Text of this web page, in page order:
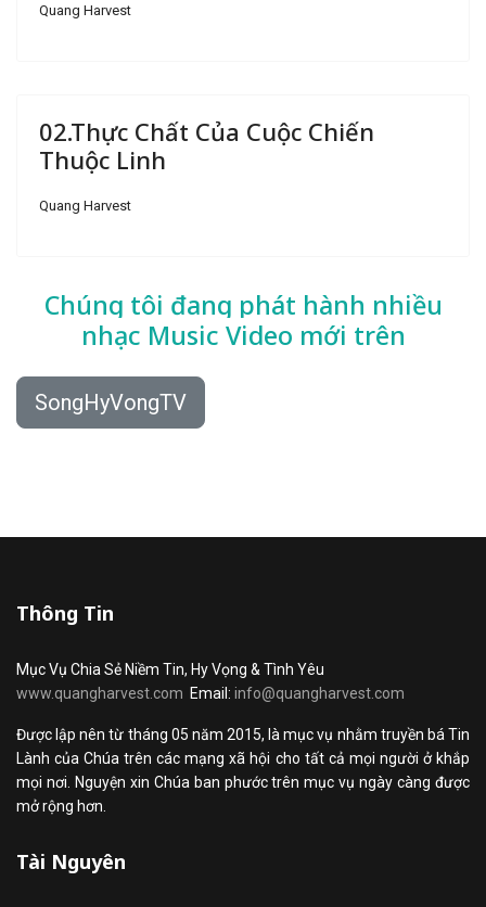
Quang Harvest
02.Thực Chất Của Cuộc Chiến
Thuộc Linh
Quang Harvest
Chúng tôi đang phát hành nhiều
nhạc Music Video mới trên
SongHyVongTV
Thông Tin
Mục Vụ Chia Sẻ Niềm Tin, Hy Vọng & Tình Yêu
www.quangharvest.com Email: info@quangharvest.com
Được lập nên từ tháng 05 năm 2015, là mục vụ nhằm truyền bá Tin
Lành của Chúa trên các mạng xã hội cho tất cả mọi người ở khắp
mọi nơi. Nguyện xin Chúa ban phước trên mục vụ ngày càng được
mở rộng hơn.
Tài Nguyên